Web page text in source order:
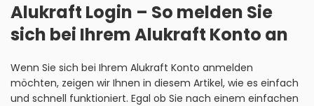
Alukraft Login – So melden Sie
sich bei Ihrem Alukraft Konto an
Wenn Sie sich bei Ihrem Alukraft Konto anmelden
möchten, zeigen wir Ihnen in diesem Artikel, wie es einfach
und schnell funktioniert. Egal ob Sie nach einem einfachen